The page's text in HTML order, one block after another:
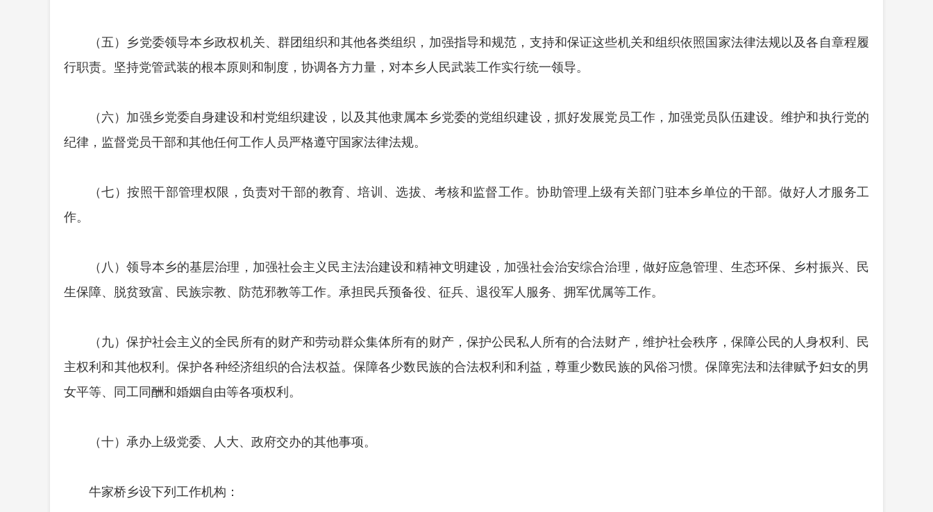
（五）乡党委领导本乡政权机关、群团组织和其他各类组织，加强指导和规范，支持和保证这些机关和组织依照国家法律法规以及各自章程履
行职责。坚持党管武装的根本原则和制度，协调各方力量，对本乡人民武装工作实行统一领导。
（六）加强乡党委自身建设和村党组织建设，以及其他隶属本乡党委的党组织建设，抓好发展党员工作，加强党员队伍建设。维护和执行党的
纪律，监督党员干部和其他任何工作人员严格遵守国家法律法规。
（七）按照干部管理权限，负责对干部的教育、培训、选拔、考核和监督工作。协助管理上级有关部门驻本乡单位的干部。做好人才服务工
作。
（八）领导本乡的基层治理，加强社会主义民主法治建设和精神文明建设，加强社会治安综合治理，做好应急管理、生态环保、乡村振兴、民
生保障、脱贫致富、民族宗教、防范邪教等工作。承担民兵预备役、征兵、退役军人服务、拥军优属等工作。
（九）保护社会主义的全民所有的财产和劳动群众集体所有的财产，保护公民私人所有的合法财产，维护社会秩序，保障公民的人身权利、民
主权利和其他权利。保护各种经济组织的合法权益。保障各少数民族的合法权利和利益，尊重少数民族的风俗习惯。保障宪法和法律赋予妇女的男
女平等、同工同酬和婚姻自由等各项权利。
（十）承办上级党委、人大、政府交办的其他事项。
牛家桥乡设下列工作机构：